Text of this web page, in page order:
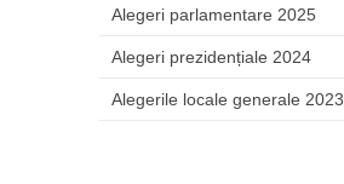
Alegeri parlamentare 2025
Alegeri prezidențiale 2024
Alegerile locale generale 2023